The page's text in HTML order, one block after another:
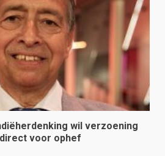
wil verzoening
voor ophef